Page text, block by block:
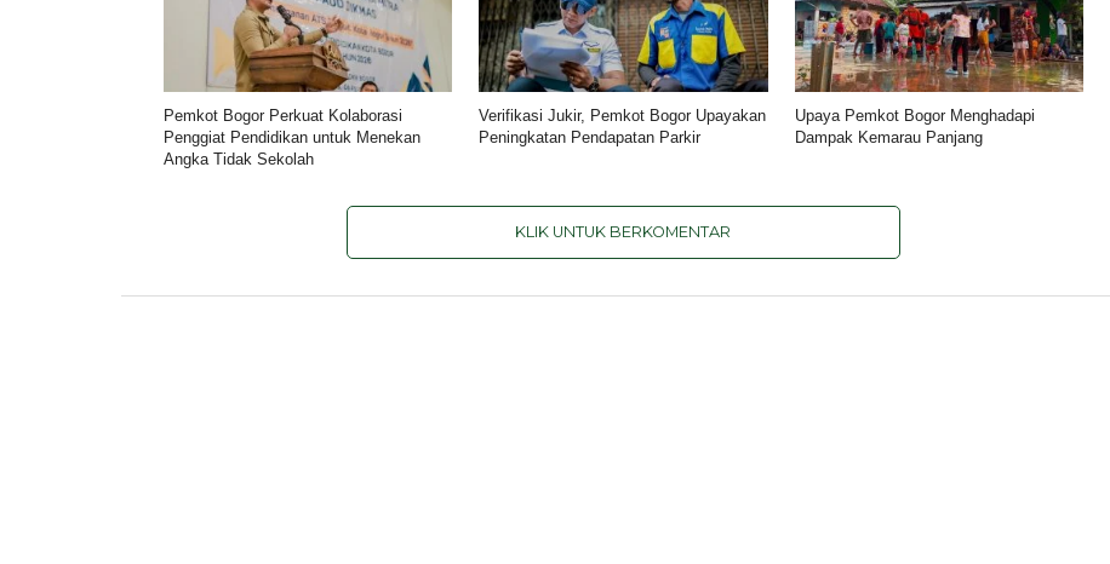
Pemkot Bogor Perkuat Kolaborasi
Penggiat Pendidikan untuk Menekan
Angka Tidak Sekolah
Verifikasi Jukir, Pemkot Bogor Upayakan
Peningkatan Pendapatan Parkir
Upaya Pemkot Bogor Menghadapi
Dampak Kemarau Panjang
KLIK UNTUK BERKOMENTAR